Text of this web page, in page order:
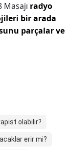
radyo
bir arada
parçalar ve
olabilir?
erir mi?